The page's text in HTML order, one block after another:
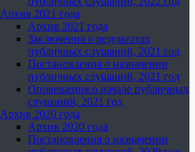
Архив 2021 года
Архив 2021 года
Заключения о результатах
публичных слушаний, 2021 год
Постановления о назначении
публичных слушаний, 2021 год
Оповещения о начале публичных
слушаний, 2021 год
Архив 2020 года
Архив 2020 года
Постановления о назначении